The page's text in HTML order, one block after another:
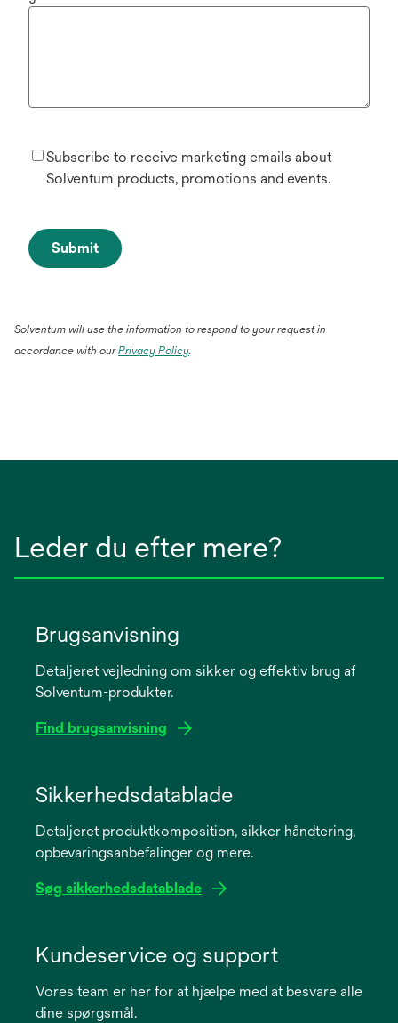
Subscribe to receive marketing emails about
Solventum products, promotions and events.
Submit
Solventum will use the information to respond to your request in
accordance with ourPrivacy Policy.
Leder du efter mere?
Brugsanvisning
Detaljeret vejledning om sikker og effektiv brug af
Solventum-produkter.
Find brugsanvisning
new
Sikkerhedsdatablade
Detaljeret produktkomposition, sikker håndtering,
opbevaringsanbefalinger og mere.
Søg sikkerhedsdatablade
new
Kundeservice og support
Vores team er her for at hjælpe med at besvare alle
dine spørgsmål.